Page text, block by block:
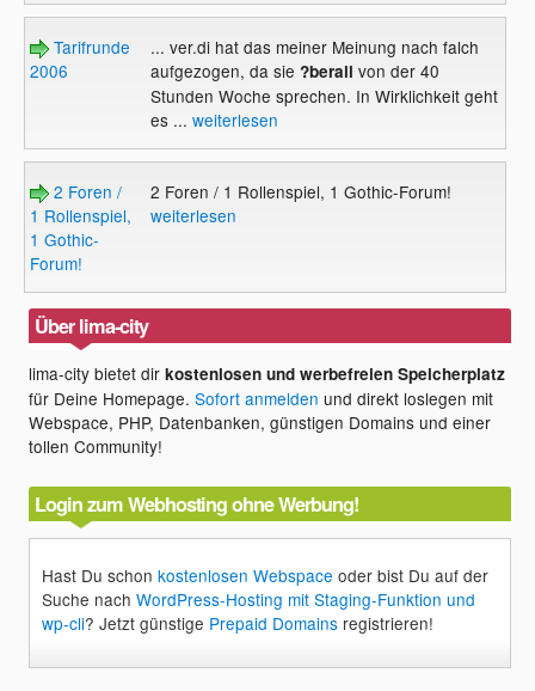
Tarifrunde
2006
... ver.di hat das meiner Meinung nach falch
aufgezogen, da sie ?berall von der 40
Stunden Woche sprechen. In Wirklichkeit geht
es ... weiterlesen
2 Foren /
1 Rollenspiel,
1 Gothic-
Forum!
2 Foren / 1 Rollenspiel, 1 Gothic-Forum!
weiterlesen
Über lima-city
lima-city bietet dirkostenlosen und werbefreien Speicherplatz
für Deine Homepage.Sofort anmelden und direkt loslegen mit
Webspace, PHP, Datenbanken, günstigen Domains und einer
tollen Community!
Login zum Webhosting ohne Werbung!
Hast Du schonkostenlosen Webspace oder bist Du auf der
Suche nachWordPress-Hosting mit Staging-Funktion und
wp-cli? Jetzt günstige Prepaid Domains registrieren!